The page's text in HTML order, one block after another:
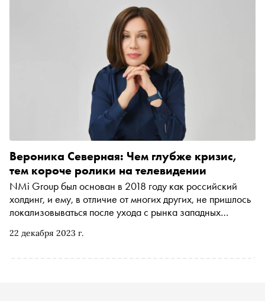
22 декабря 2023 г.
Вероника Северная: Чем глубже кризис,
тем короче ролики на телевидении
NMi Group был основан в 2018 году как российский
холдинг, и ему, в отличие от многих других, не пришлось
локализовываться после ухода с рынка западных
поговорила с генеральным директором холдинга NMi